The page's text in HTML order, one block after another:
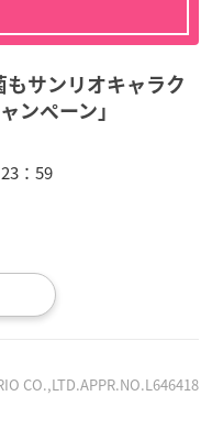
もサンリオキャラク
ンペーン」
：59
サンリオキャラク
CO.,LTD.APPR.NO.L646418